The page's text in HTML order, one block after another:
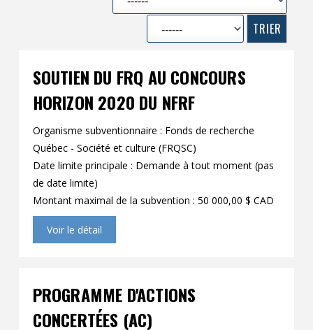
SOUTIEN DU FRQ AU CONCOURS
HORIZON 2020 DU NFRF
Organisme subventionnaire : Fonds de recherche
Québec - Société et culture (FRQSC)
Date limite principale : Demande à tout moment (pas
de date limite)
Montant maximal de la subvention : 50 000,00 $ CAD
Voir le détail
PROGRAMME D'ACTIONS
CONCERTÉES (AC)
Comment postuler
Liens rapides
Contact
Outils